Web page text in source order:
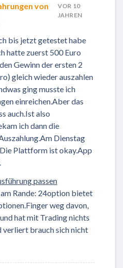
von
VOR 10
JAHREN
bis jetzt getestet habe
hatte zuerst 500 Euro
Gewinn der ersten 2
gleich wieder auszahlen
ging musste ich
einreichen.Aber das
auch.Ist also
ich dann die
Dienstag
Plattform ist okay.App
passen
Rande: 24option bietet
weg davon,
hat mit Trading nichts
verliert brauch sich nicht